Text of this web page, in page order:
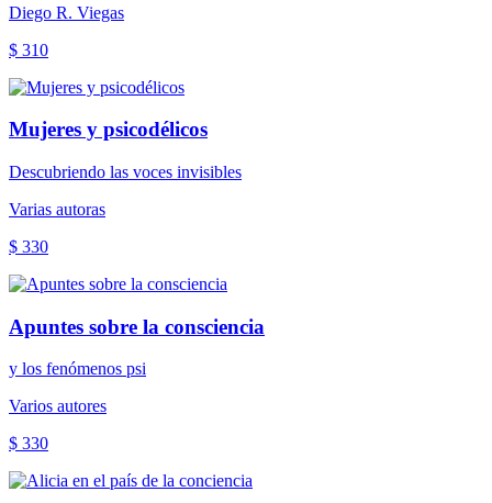
Diego R. Viegas
$ 310
Mujeres y psicodélicos
Descubriendo las voces invisibles
Varias autoras
$ 330
Apuntes sobre la consciencia
y los fenómenos psi
Varios autores
$ 330